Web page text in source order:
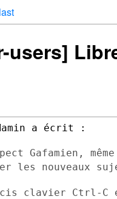
last
Gafamien,
les nouveaux
clavier Ctrl-C